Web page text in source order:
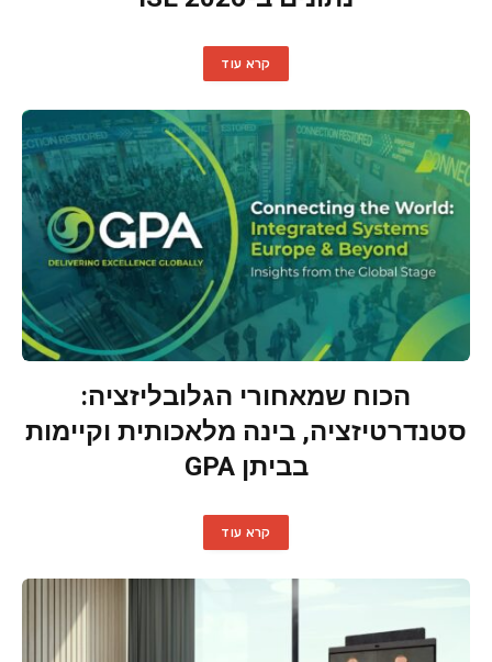
קרא עוד
הכוח שמאחורי הגלובליזציה:
סטנדרטיזציה, בינה מלאכותית וקיימות
בביתן GPA
קרא עוד